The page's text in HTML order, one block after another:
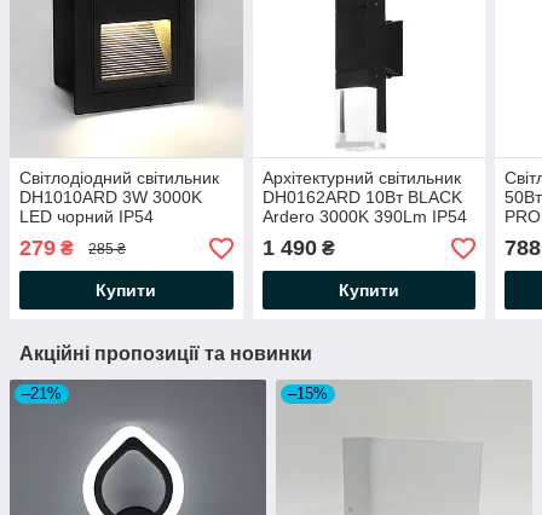
Світлодіодний світильник
DH1010ARD 3W 3000K
LED чорний IP54
квадратний сходовий
85*85*49мм для підсвітки
сходів 230V 30Lm
279 ₴ 285 ₴
Купити
Архітектурний світильник
DH0162ARD 10Вт BLACK
Ardero 3000K 390Lm IP54
50х100х300мм чорний
1 490₴
Купити
788
Акційні пропозиції та новинки
–21% –15%